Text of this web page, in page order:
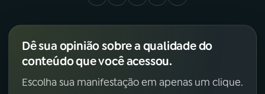
Dê sua opinião sobre a qualidade do
conteúdo que você acessou.
Escolha sua manifestação em apenas um clique.